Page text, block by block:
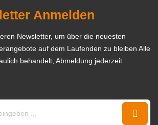
Anmelden
Newsletter, um über die neuesten
auf dem Laufenden zu bleiben Alle
behandelt, Abmeldung jederzeit